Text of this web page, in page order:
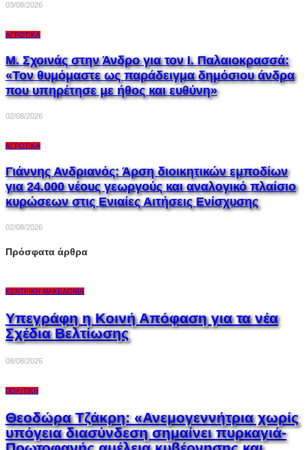
03/08/2026
ΑΓΡΟΤΙΚΆ
Μ. Σχοινάς στην Άνδρο για τον Ι. Παλαιοκρασσά:
«Τον θυμόμαστε ως παράδειγμα δημόσιου άνδρα
που υπηρέτησε με ήθος και ευθύνη»
02/08/2026
ΑΓΡΟΤΙΚΆ
Γιάννης Ανδριανός: Άρση διοικητικών εμποδίων
για 24.000 νέους γεωργούς και αναλογικό πλαίσιο
κυρώσεων στις Ενιαίες Αιτήσεις Ενίσχυσης
02/08/2026
Πρόσφατα άρθρα
ΚΕΝΤΡΙΚΉ ΜΑΚΕΔΟΝΊΑ
Υπεγράφη η Κοινή Απόφαση για τα νέα
Σχέδια Βελτίωσης
08/08/2026
ΠΟΛΙΤΙΚΉ
Θεοδώρα Τζάκρη: «Ανεμογεννήτρια χωρίς
υπόγεια διασύνδεση σημαίνει πυρκαγιά-